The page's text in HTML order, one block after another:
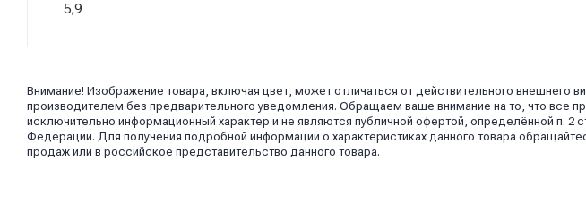
5,9
Внимание! Изображение товара, включая цвет, может отличаться от действительного внешнего
производителем без предварительного уведомления. Обращаем ваше внимание на то, что все
исключительно информационный характер и не являются публичной офертой, определённой п. 2
Федерации. Для получения подробной информации о характеристиках данного товара
продаж или в российское представительство данного товара.